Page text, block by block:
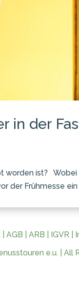
in der
worden ist?
der Frühmesse
AGB ARB IGVR|
e.u. | All